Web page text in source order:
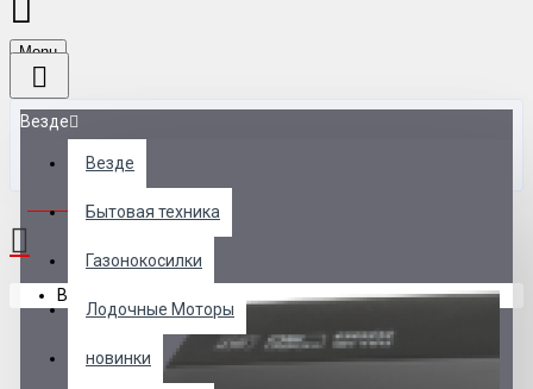
Menu
Везде
Везде
Бытовая техника
Газонокосилки
Лодочные Моторы
новинки
0 товар(ов) - 0 р.
В корзине пусто!